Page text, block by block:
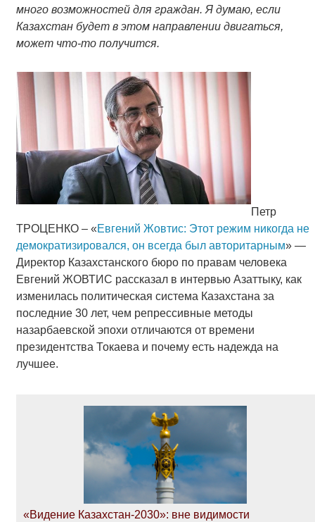
много возможностей для граждан. Я думаю, если
Казахстан будет в этом направлении двигаться,
может что-то получится.
Петр
ТРОЦЕНКО – «Евгений Жовтис: Этот режим никогда не
демократизировался, он всегда был авторитарным» —
Директор Казахстанского бюро по правам человека
Евгений ЖОВТИС рассказал в интервью Азаттыку, как
изменилась политическая система Казахстана за
последние 30 лет, чем репрессивные методы
назарбаевской эпохи отличаются от времени
президентства Токаева и почему есть надежда на
лучшее.
«Видение Казахстан-2030»: вне видимости